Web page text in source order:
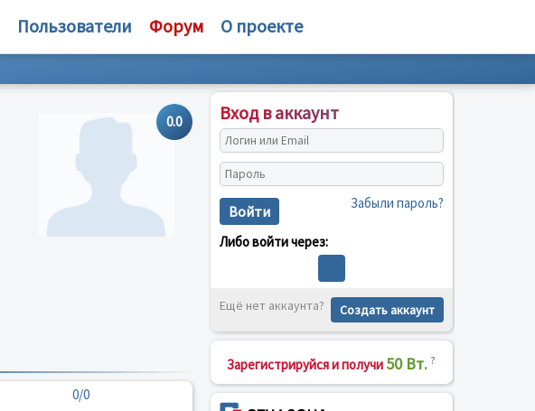
Пользователи Форум О проекте
0.0
0/0
Вход в аккаунт
Войти Забыли пароль?
Либо войти через:
Ещё нет аккаунта? Создать аккаунт
Зарегистрируйся и получи 50 Вт. ?